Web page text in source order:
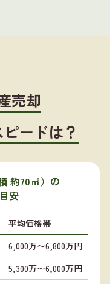
売却
ードは？
約70㎡）の
安
平均価格帯
6,000万〜6,800万円
5,300万〜6,000万円